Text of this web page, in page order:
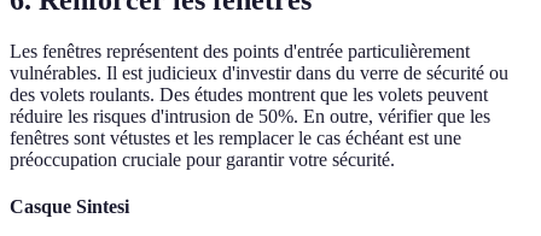
Les fenêtres représentent des points d'entrée particulièrement
vulnérables. Il est judicieux d'investir dans du verre de sécurité ou
des volets roulants. Des études montrent que les volets peuvent
réduire les risques d'intrusion de 50%. En outre, vérifier que les
fenêtres sont vétustes et les remplacer le cas échéant est une
préoccupation cruciale pour garantir votre sécurité.
Casque Sintesi